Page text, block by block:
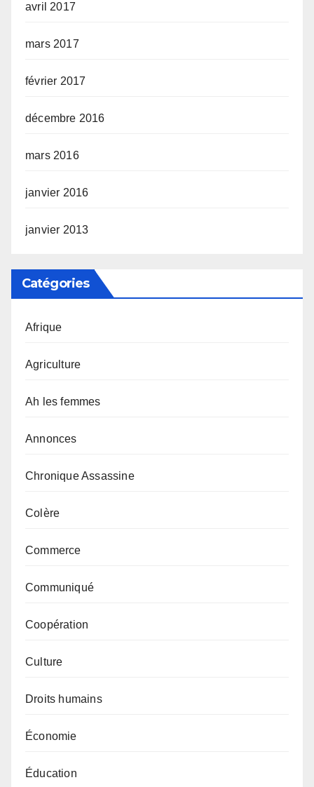
avril 2017
mars 2017
février 2017
décembre 2016
mars 2016
janvier 2016
janvier 2013
Catégories
Afrique
Agriculture
Ah les femmes
Annonces
Chronique Assassine
Colère
Commerce
Communiqué
Coopération
Culture
Droits humains
Économie
Éducation